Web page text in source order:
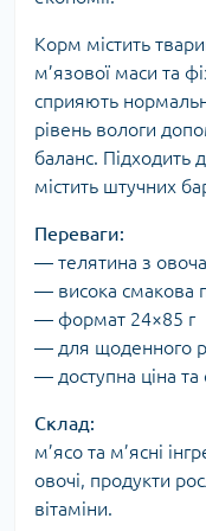
Корм містить
м’язової маси та
сприяють
рівень вологи
баланс. Підходить
містить штучних
Переваги:
— телятина з
— висока смакова
— формат 24×85 г
— для щоденного
— доступна ціна та
Склад:
м’ясо та м’ясні
овочі, продукти
вітаміни.